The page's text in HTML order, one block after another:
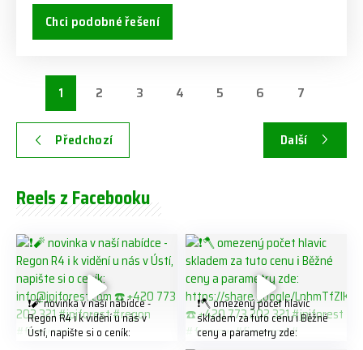
Chci podobné řešení
Předchozí
1 2 3 4 5 6 7
Další
Reels z Facebooku
❗️🧨 novinka v naší nabídce -
Regon R4 ℹ️ k vidění u nás v
Ústí, napište si o ceník:
❗️🪓 omezený počet hlavic
skladem za tuto cenu ℹ️ Běžné
ceny a parametry zde: